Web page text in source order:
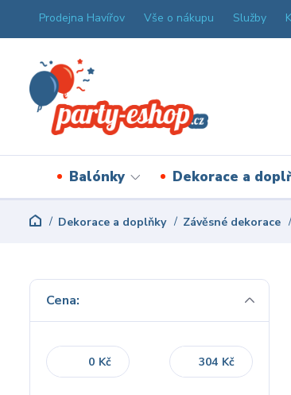
Prodejna Havířov Vše o nákupu Služby
Balónky Dekorace a
Dekorace a doplňky Závěsné dekorace
Cena:
Kč Kč